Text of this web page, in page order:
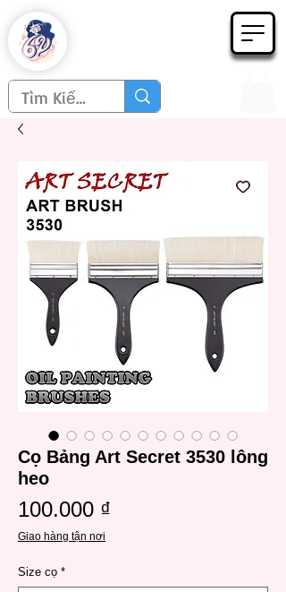
Cọ Bảng Art Secret 3530 lông
heo
100.000 ₫
Giao hàng tận nơi
Size cọ *